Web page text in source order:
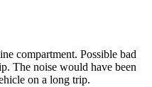
compartment. Possible bad
The noise would have been
on a long trip.